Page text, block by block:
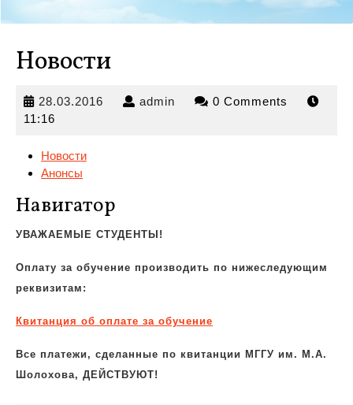
Новости
28.03.2016 28.03.2016
admin admin 0 Comments
11:16
Новости
Анонсы
Навигатор
УВАЖАЕМЫЕ СТУДЕНТЫ!
Оплату за обучение производить по нижеследующим
реквизитам:
Квитанция об оплате за обучение
Все платежи, сделанные по квитанции МГГУ им. М.А.
Шолохова, ДЕЙСТВУЮТ!